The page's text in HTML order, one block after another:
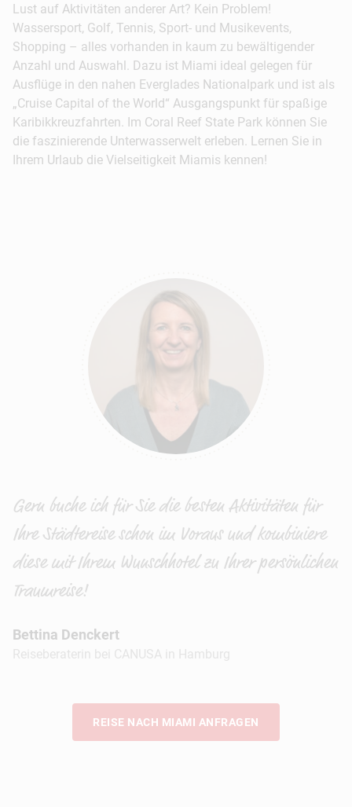
Lust auf Aktivitäten anderer Art? Kein Problem!
Wassersport, Golf, Tennis, Sport- und Musikevents,
Shopping – alles vorhanden in kaum zu bewältigender
Anzahl und Auswahl. Dazu ist Miami ideal gelegen für
Ausflüge in den nahen Everglades Nationalpark und ist als
„Cruise Capital of the World“ Ausgangspunkt für spaßige
Karibikkreuzfahrten. Im Coral Reef State Park können Sie
die faszinierende Unterwasserwelt erleben. Lernen Sie in
Ihrem Urlaub die Vielseitigkeit Miamis kennen!
Gern buche ich für Sie die besten Aktivitäten für
Ihre Städtereise schon im Voraus und kombiniere
diese mit Ihrem Wunschhotel zu Ihrer persönlichen
Traumreise!
Bettina Denckert
Reiseberaterin bei CANUSA in Hamburg
REISE NACH MIAMI ANFRAGEN